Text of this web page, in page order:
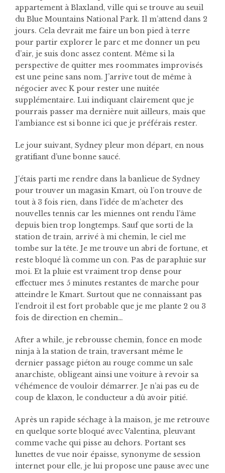
appartement à Blaxland, ville qui se trouve au seuil
du Blue Mountains National Park. Il m’attend dans 2
jours. Cela devrait me faire un bon pied à terre
pour partir explorer le parc et me donner un peu
d’air, je suis donc assez content. Même si la
perspective de quitter mes roommates improvisés
est une peine sans nom. J’arrive tout de même à
négocier avec K pour rester une nuitée
supplémentaire. Lui indiquant clairement que je
pourrais passer ma dernière nuit ailleurs, mais que
l’ambiance est si bonne ici que je préférais rester.
Le jour suivant, Sydney pleur mon départ, en nous
gratifiant d’une bonne saucé.
J’étais parti me rendre dans la banlieue de Sydney
pour trouver un magasin Kmart, où l’on trouve de
tout à 3 fois rien, dans l’idée de m’acheter des
nouvelles tennis car les miennes ont rendu l’âme
depuis bien trop longtemps. Sauf que sorti de la
station de train, arrivé à mi chemin, le ciel me
tombe sur la tête. Je me trouve un abri de fortune, et
reste bloqué là comme un con. Pas de parapluie sur
moi. Et la pluie est vraiment trop dense pour
effectuer mes 5 minutes restantes de marche pour
atteindre le Kmart. Surtout que ne connaissant pas
l’endroit il est fort probable que je me plante 2 ou 3
fois de direction en chemin…
After a while, je rebrousse chemin, fonce en mode
ninja à la station de train, traversant même le
dernier passage piéton au rouge comme un sale
anarchiste, obligeant ainsi une voiture à revoir sa
véhémence de vouloir démarrer. Je n’ai pas eu de
coup de klaxon, le conducteur a dû avoir pitié.
Après un rapide séchage à la maison, je me retrouve
en quelque sorte bloqué avec Valentina, pleuvant
comme vache qui pisse au dehors. Portant ses
lunettes de vue noir épaisse, synonyme de session
internet pour elle, je lui propose une pause avec une